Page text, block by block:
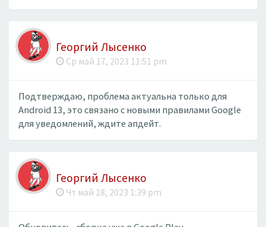
Георгий Лысенко
Ср май 17, 2023 11:51 pm
Подтверждаю, проблема актуальна только для
Android 13, это связано с новыми правилами Google
для уведомлений, ждите апдейт.
Георгий Лысенко
Чт май 18, 2023 1:39 pm